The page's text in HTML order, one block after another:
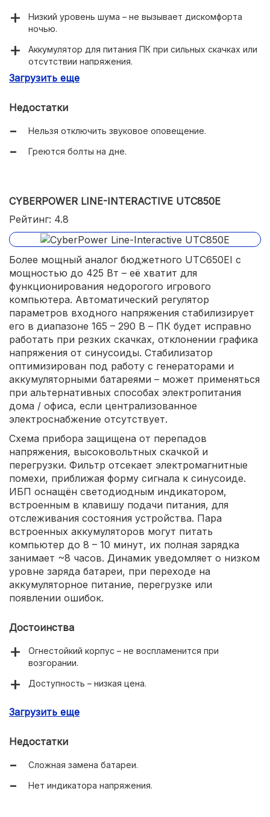
Низкий уровень шума – не вызывает дискомфорта
ночью.
Аккумулятор для питания ПК при сильных скачках или
отсутствии напряжения.
Индикация режима работы, уровня заряда батареи.
аккумулятором.
Загрузить еще
Недостатки
Нельзя отключить звуковое оповещение.
Греются болты на дне.
CYBERPOWER LINE-INTERACTIVE UTC850E
Рейтинг: 4.8
Более мощный аналог бюджетного UTC650EI с
мощностью до 425 Вт – её хватит для
функционирования недорогого игрового
компьютера. Автоматический регулятор
параметров входного напряжения стабилизирует
его в диапазоне 165 – 290 В – ПК будет исправно
работать при резких скачках, отклонении графика
напряжения от синусоиды. Стабилизатор
оптимизирован под работу с генераторами и
аккумуляторными батареями – может применяться
при альтернативных способах электропитания
дома / офиса, если централизованное
электроснабжение отсутствует.
Схема прибора защищена от перепадов
напряжения, высоковольтных скачкой и
перегрузки. Фильтр отсекает электромагнитные
помехи, приближая форму сигнала к синусоиде.
ИБП оснащён светодиодным индикатором,
встроенным в клавишу подачи питания, для
отслеживания состояния устройства. Пара
встроенных аккумуляторов могут питать
компьютер до 8 – 10 минут, их полная зарядка
занимает ~8 часов. Динамик уведомляет о низком
уровне заряда батареи, при переходе на
аккумуляторное питание, перегрузке или
появлении ошибок.
Достоинства
Огнестойкий корпус – не воспламенится при
возгорании.
Доступность – низкая цена.
Загрузить еще
Недостатки
Сложная замена батареи.
Нет индикатора напряжения.